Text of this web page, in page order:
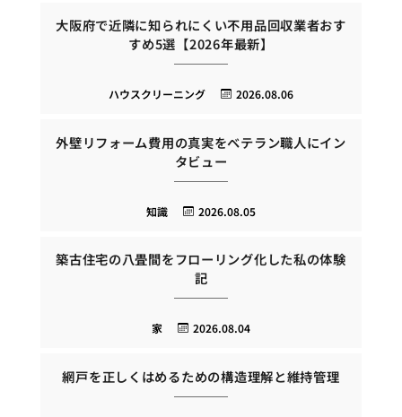
大阪府で近隣に知られにくい不用品回収業者おす
すめ5選【2026年最新】
2026.08.06
ハウスクリーニング
外壁リフォーム費用の真実をベテラン職人にイン
タビュー
2026.08.05
知識
築古住宅の八畳間をフローリング化した私の体験
記
2026.08.04
家
網戸を正しくはめるための構造理解と維持管理